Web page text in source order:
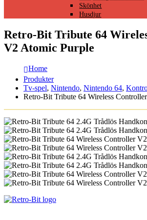
Skönhet
Husdjur
Retro-Bit Tribute 64
V2 Atomic Purple
Home
Produkter
Tv-spel, Nintendo, Nintendo 64,
Retro-Bit Tribute 64 Wireless